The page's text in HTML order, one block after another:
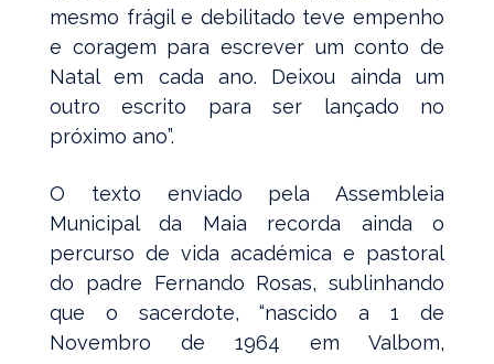
mesmo frágil e debilitado teve empenho
e coragem para escrever um conto de
Natal em cada ano. Deixou ainda um
outro escrito para ser lançado no
próximo ano”.
O texto enviado pela Assembleia
Municipal da Maia recorda ainda o
percurso de vida académica e pastoral
do padre Fernando Rosas, sublinhando
que o sacerdote, “nascido a 1 de
Novembro de 1964 em Valbom,